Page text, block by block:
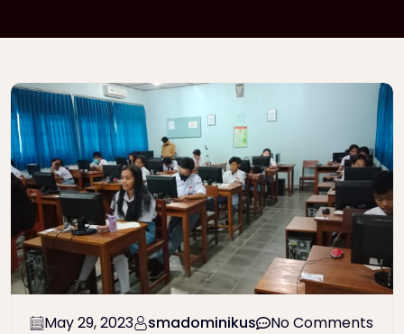
May 29, 2023 smadominikus No Comments